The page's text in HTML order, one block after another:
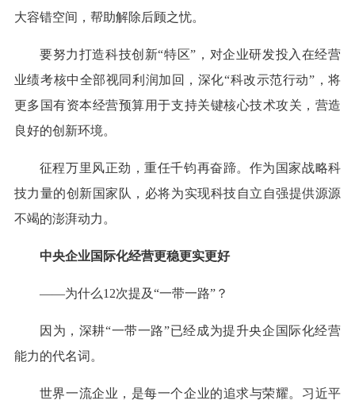
大容错空间，帮助解除后顾之忧。
要努力打造科技创新“特区”，对企业研发投入在经营
业绩考核中全部视同利润加回，深化“科改示范行动”，将
更多国有资本经营预算用于支持关键核心技术攻关，营造
良好的创新环境。
征程万里风正劲，重任千钧再奋蹄。作为国家战略科
技力量的创新国家队，必将为实现科技自立自强提供源源
不竭的澎湃动力。
中央企业国际化经营更稳更实更好
——为什么12次提及“一带一路”？
因为，深耕“一带一路”已经成为提升央企国际化经营
能力的代名词。
世界一流企业，是每一个企业的追求与荣耀。习近平